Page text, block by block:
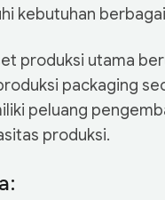
kebutuhan
produksi utama
packaging
peluang
produksi.